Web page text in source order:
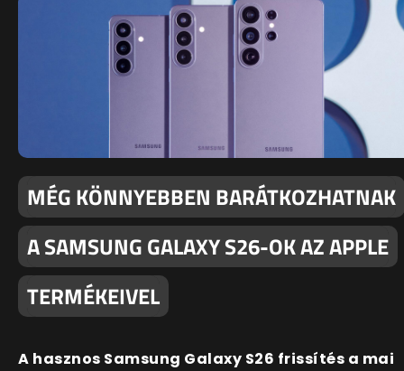
MÉG KÖNNYEBBEN BARÁTKOZHATNAK
A SAMSUNG GALAXY S26-OK AZ APPLE
TERMÉKEIVEL
A hasznos Samsung Galaxy S26 frissítés a mai